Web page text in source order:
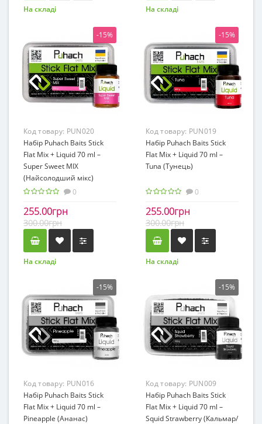
На складі На складі
-15%
Код товару: PUN020
Набір Puhach Baits Stick
Flat Mix + Liquid 70 ml –
Super Sweet MIX
(Найсолодший мікс)
0
255.00грн
300.00грн
На складі
-15%
Код товару: PUN019
Набір Puhach Baits Stick
Flat Mix + Liquid 70 ml –
Tuna (Тунець)
0
255.00грн
300.00грн
На складі
-15%
Код товару: PUN016
Набір Puhach Baits Stick
Flat Mix + Liquid 70 ml –
Pineapple (Ананас)
-15%
Код товару: PUN009
Набір Puhach Baits Stick
Flat Mix + Liquid 70 ml –
Squid Strawberry (Кальмар/